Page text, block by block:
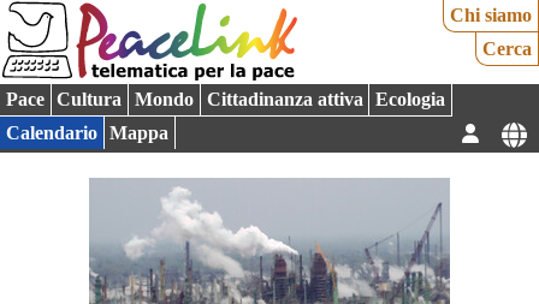
Chi siamo
Cerca
Pace Cultura Mondo Cittadinanza attiva
Ecologia
Calendario
Mappa